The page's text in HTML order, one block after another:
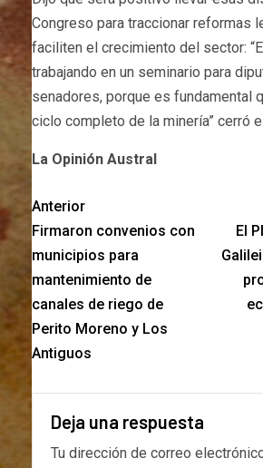
Congreso para traccionar reformas
faciliten el crecimiento del sector:
trabajando en un seminario para
senadores, porque es fundamental
ciclo completo de la minería” cerró
La Opinión Austral
Anterior
Firmaron convenios con
municipios para
mantenimiento de
canales de riego de
Perito Moreno y Los
Antiguos
El
Deja una respuesta
Tu dirección de correo